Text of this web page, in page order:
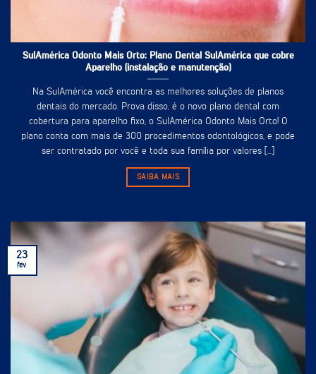
SulAmérica Odonto Mais Orto: Plano Dental SulAmérica que cobre
Aparelho (instalação e manutenção)
Na SulAmérica você encontra as melhores soluções de planos
dentais do mercado. Prova disso, é o novo plano dental com
cobertura para aparelho fixo, o SulAmérica Odonto Mais Orto! O
plano conta com mais de 300 procedimentos odontológicos, e pode
ser contratado por você e toda sua família por valores [...]
SAIBA MAIS
23
fev